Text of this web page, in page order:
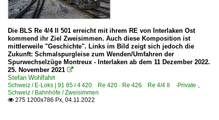
Die BLS Re 4/4 II 501 erreicht mit ihrem RE von Interlaken Ost
kommend ihr Ziel Zweisimmen. Auch diese Komposition ist
mittlerweile "Geschichte". Links im Bild zeigt sich jedoch die
Zukunft: Schmalspurgleise zum Wenden/Umfahren der
Spurwechselzüge Montreux - Interlaken ab dem 11 Dezember 2022.
25. November 2021 
Stefan Wohlfahrt
Schweiz / E-Loks | 91 85 / 4 420 Re 420 · Re 426 Re 4/4 II ·Private·,
Schweiz / Bahnhöfe / Zweisimmen
 275 1200x786 Px, 04.11.2022